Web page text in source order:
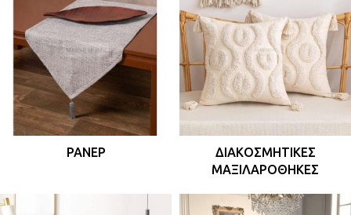
ΡΆΝΕΡ
ΔΙΑΚΟΣΜΗΤΙΚΈΣ
ΜΑΞΙΛΑΡΟΘΉΚΕΣ